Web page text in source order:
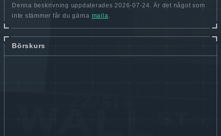
Denna beskrivning uppdaterades 2026-07-24. Är det något som
inte stämmer får du gärna maila.
Börskurs